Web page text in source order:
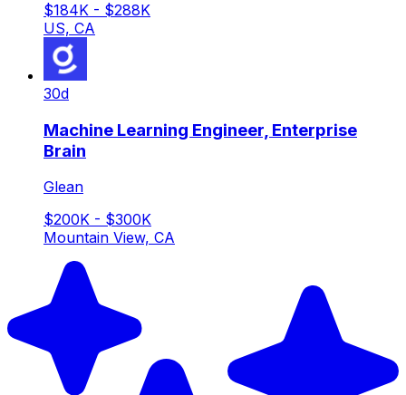
$184K - $288K
US, CA
30d
Machine Learning Engineer, Enterprise
Brain
Glean
$200K - $300K
Mountain View, CA